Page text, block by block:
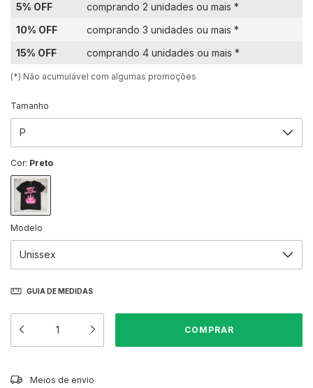
5% OFF
comprando 2 unidades ou mais *
10% OFF
comprando 3 unidades ou mais *
15% OFF
comprando 4 unidades ou mais *
(*) Não acumulável com algumas promoções
Tamanho
Cor: Preto
Modelo
GUIA DE MEDIDAS
Entregas para o CEP:
Meios de envio